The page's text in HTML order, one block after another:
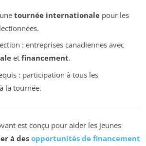
tournée internationalepour les
: entreprises canadiennes avec
et financement.
: participation à tous les
la tournée.
est conçu pour aider les jeunes
à des opportunités de financement